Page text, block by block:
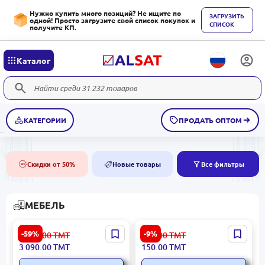
Нужно купить много позиций? Не ищите по
одной! Просто загрузите свой список покупок и
получите КП.
ЗАГРУЗИТЬ
СПИСОК
Каталог
КАТЕГОРИИ ПРОДАТЬ ОПТОМ
50% Скидки от 50% NEW Новые товары Все фильтры
МЕБЕЛЬ
-59%
CALINA 3200411229 |
Комплект журнальных
столиков экономия
пространства
7 648.00ТМТ
3 090.00ТМТ
-9%
YH9901 BK-00098750 |
Полка для обуви Прочная
конструкция
165.00ТМТ
150.00ТМТ